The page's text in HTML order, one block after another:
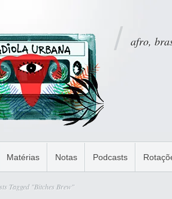
afro,
Matérias Notas Podcasts
Tagged "Bitches Brew"